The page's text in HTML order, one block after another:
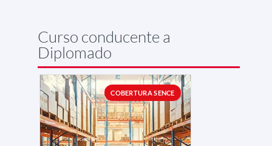
Curso conducente a
Diplomado
COBERTURA SENCE